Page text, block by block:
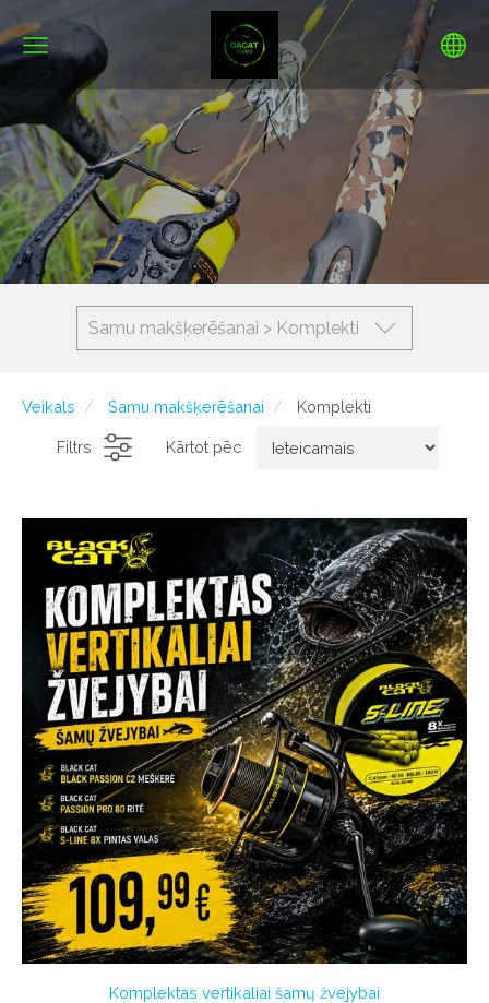
Samu makšķerēšanai > Komplekti
Veikals Samu makšķerēšanai Komplekti
Filtrs Kārtot pēc
Komplektas vertikaliai šamų žvejybai